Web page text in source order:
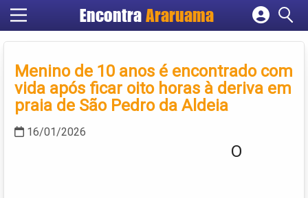
EncontraAraruama
Cadastrar empresa
Criar conta
Menino de 10 anos é encontrado com
vida após ficar oito horas à deriva em
praia de São Pedro da Aldeia
16/01/2026
O